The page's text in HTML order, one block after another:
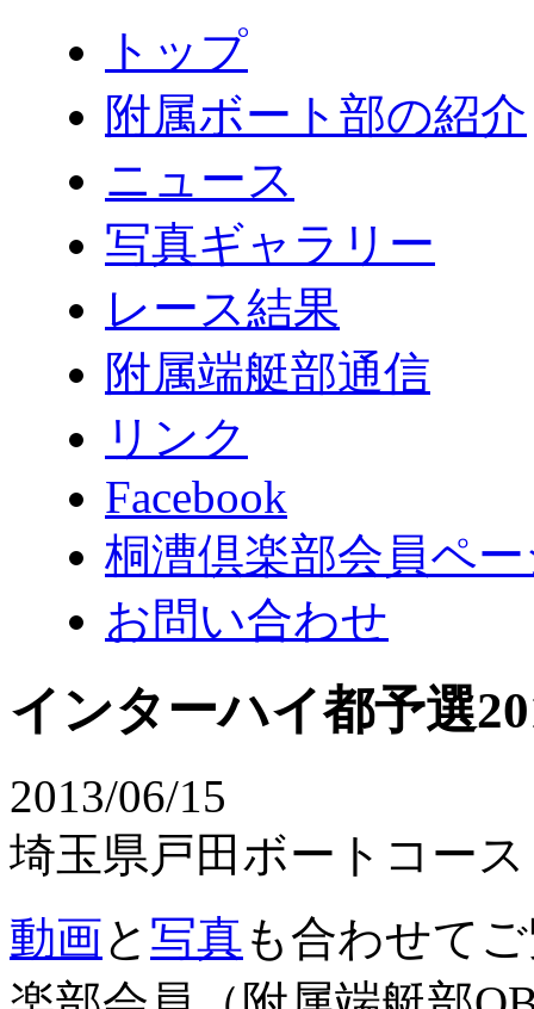
トップ
附属ボート部の紹介
ニュース
写真ギャラリー
レース結果
附属端艇部通信
リンク
Facebook
桐漕倶楽部会員ペ
お問い合わせ
インターハイ都予選
2013/06/15
埼玉県戸田ボートコース
動画と 写真も合わせて